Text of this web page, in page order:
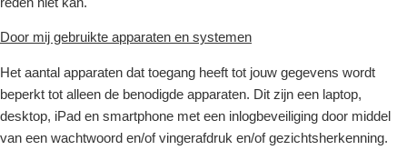
Door mij gebruikte apparaten en systemen
Het aantal apparaten dat toegang heeft tot jouw gegevens wordt
beperkt tot alleen de benodigde apparaten. Dit zijn een laptop,
desktop, iPad en smartphone met een inlogbeveiliging door middel
van een wachtwoord en/of vingerafdruk en/of gezichtsherkenning.